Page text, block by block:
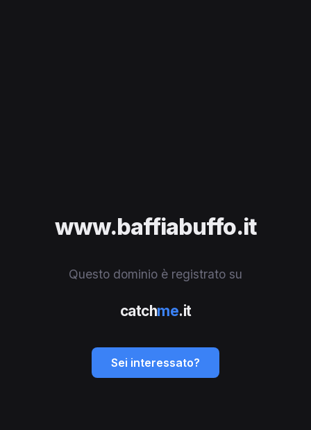
www.baffiabuffo.it
Questo dominio è registrato su
catchme.it
Sei interessato?